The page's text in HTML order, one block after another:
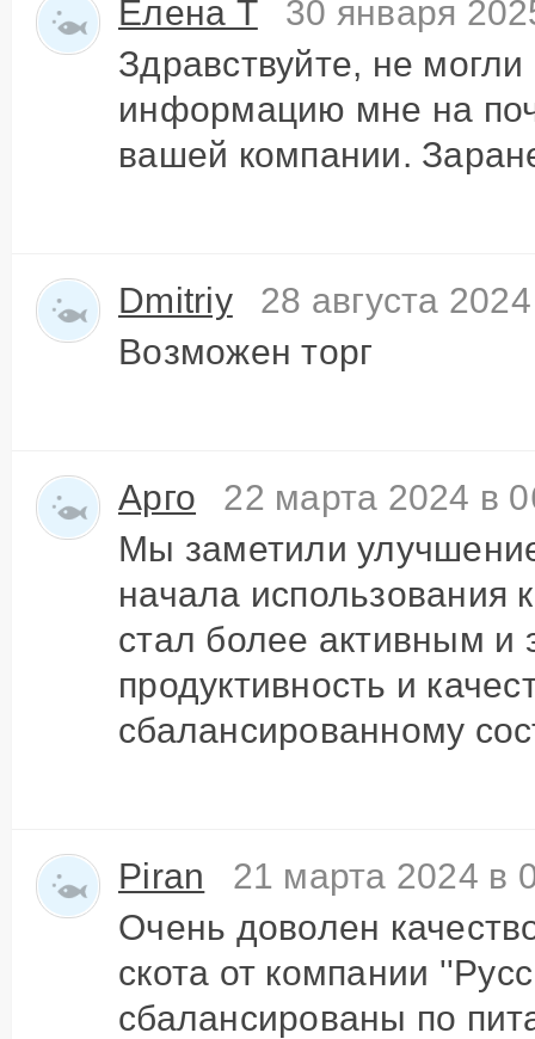
Елена Т
30 января
Здравствуйте, не
информацию мне на
вашей компании.
Dmitriy
28 августа
Возможен торг
Арго
22 марта 2024 в
Мы заметили
начала использования
стал более активным и
продуктивность и
сбалансированному
Piran
21 марта 2024 в
Очень доволен
скота от компании
сбалансированы по